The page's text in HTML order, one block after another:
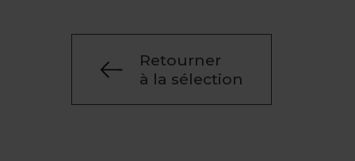
Retourner
à la sélection